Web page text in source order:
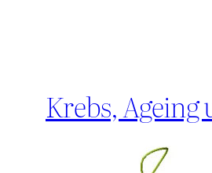
Krebs,